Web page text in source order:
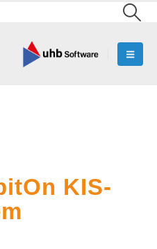
KIS-